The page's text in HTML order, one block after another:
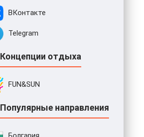
ВКонтакте
Telegram
Концепции отдыха
FUN&SUN
Популярные направления